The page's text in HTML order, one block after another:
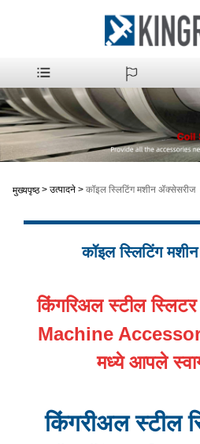
मुख्यपृष्ठ > उत्पादने > कॉइल स्लिटिंग मशीन ॲक्सेसरीज
कॉइल स्लिटिंग
किंगरिअल स्टील
Machine
मध्ये आपले
किंगरीअल स्टील